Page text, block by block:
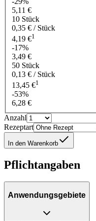
5,11 €
10 Stück
0,35 € / Stück
4,19 €1
-17%
3,49 €
50 Stück
0,13 € / Stück
13,45 €1
-53%
6,28 €
Anzahl
Rezeptart
In den Warenkorb
Pflichtangaben
Anwendungsgebiete